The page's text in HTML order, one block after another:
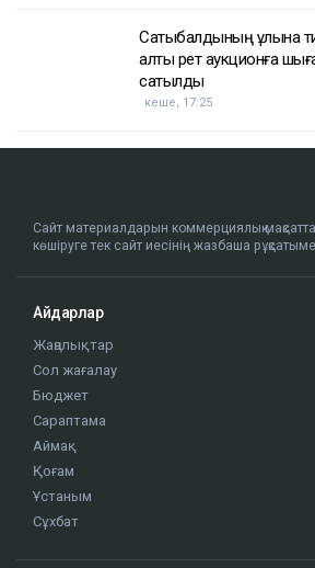
Сатыбалдының ұлына
алты рет аукционға
сатылды
кеше, 17:25
Сайт материалдарын коммерциялық
көшіруге тек сайт иесінің жазбаша
Айдарлар
Жаңалықтар
Сол жағалау
Бюджет
Сараптама
Аймақ
Қоғам
Ұстаным
Сұхбат